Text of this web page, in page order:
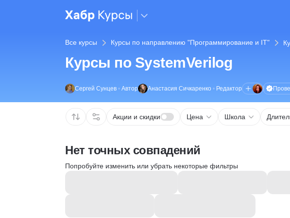
Все курсы Курсы по направлению "Программирование и IT"
Курсы по SystemVerilog
Сергей Сунцев • Автор Анастасия Сичкаренко • Редактор
Акции и скидки Цена Школа
Нет точных совпадений
Попробуйте изменить или убрать некоторые фильтры